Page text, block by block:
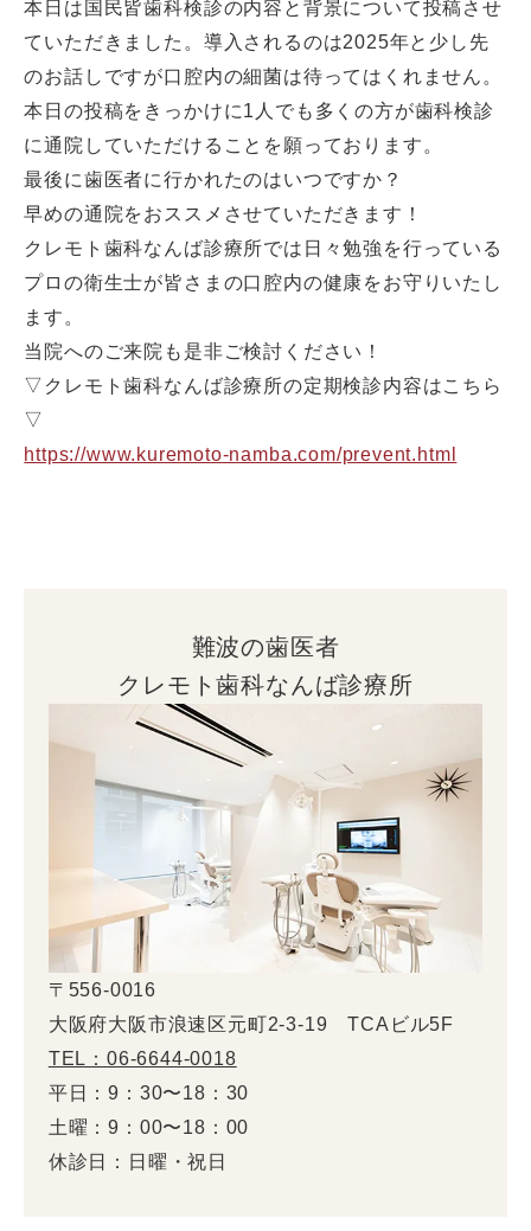
本日は国民皆歯科検診の内容と背景について投稿させ
ていただきました。導入されるのは2025年と少し先
のお話しですが口腔内の細菌は待ってはくれません。
本日の投稿をきっかけに1人でも多くの方が歯科検診
に通院していただけることを願っております。
最後に歯医者に行かれたのはいつですか？
早めの通院をおススメさせていただきます！
クレモト歯科なんば診療所では日々勉強を行っている
プロの衛生士が皆さまの口腔内の健康をお守りいたし
ます。
当院へのご来院も是非ご検討ください！
▽クレモト歯科なんば診療所の定期検診内容はこちら
▽
https://www.kuremoto-namba.com/prevent.html
難波の歯医者
クレモト歯科なんば診療所
〒556-0016
大阪府大阪市浪速区元町2-3-19 TCAビル5F
TEL：06-6644-0018
平日：9：30〜18：30
土曜：9：00〜18：00
休診日：日曜・祝日